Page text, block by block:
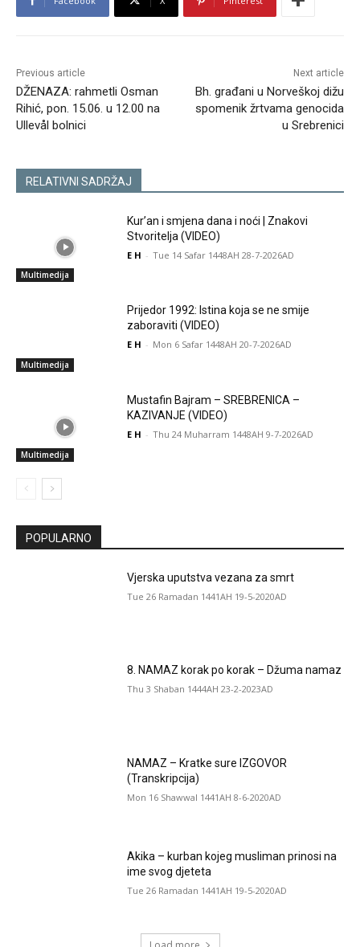
Previous article
DŽENAZA: rahmetli Osman
Rihić, pon. 15.06. u 12.00 na
Ullevål bolnici
Next article
Bh. građani u Norveškoj dižu
spomenik žrtvama genocida
u Srebrenici
RELATIVNI SADRŽAJ
Multimedija
Kur’an i smjena dana i noći | Znakovi
Stvoritelja (VIDEO)
E H - Tue 14 Safar 1448AH 28-7-2026AD
Multimedija
Prijedor 1992: Istina koja se ne smije
zaboraviti (VIDEO)
E H - Mon 6 Safar 1448AH 20-7-2026AD
Multimedija
Mustafin Bajram – SREBRENICA –
KAZIVANJE (VIDEO)
E H - Thu 24 Muharram 1448AH 9-7-2026AD
POPULARNO
Vjerska uputstva vezana za smrt
Tue 26 Ramadan 1441AH 19-5-2020AD
8. NAMAZ korak po korak – Džuma namaz
Thu 3 Shaban 1444AH 23-2-2023AD
NAMAZ – Kratke sure IZGOVOR
(Transkripcija)
Mon 16 Shawwal 1441AH 8-6-2020AD
Akika – kurban kojeg musliman prinosi na
ime svog djeteta
Tue 26 Ramadan 1441AH 19-5-2020AD